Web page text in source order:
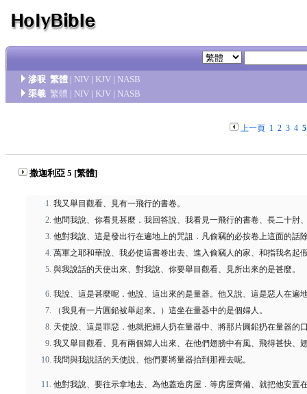
滲唳 繁體 | NIV | KJV | NASB
渠羲 繁體 | NIV | KJV | NASB
上一頁 1 2 3 4 5
撒迦利亞 5 [繁體]
我又舉目觀看、見有一飛行的書卷。
他問我說、你看見甚麼．我回答說、我看見一飛行的書卷、長二十肘
他對我說、這是發出行在遍地上的咒詛．凡偷竊的必按卷上這面的話
萬軍之耶和華說、我必使這書卷出去、進入偷竊人的家、和指我名起
與我說話的天使出來、對我說、你要舉目觀看、見所出來的是甚麼。
我說、這是甚麼呢．他說、這出來的是量器。他又說、這是惡人在遍
（我見有一片圓鉛被舉起來。）這坐在量器中的是個婦人。
天使說、這是罪惡．他就把婦人扔在量器中、將那片圓鉛扔在量器的
我又舉目觀看、見有兩個婦人出來、在他們翅膀中有風、飛得甚快、
我問與我說話的天使說、他們要將量器抬到那裡去呢。
他對我說、要往示拿地去、為他蓋造房屋．等房屋齊備、就把他安置